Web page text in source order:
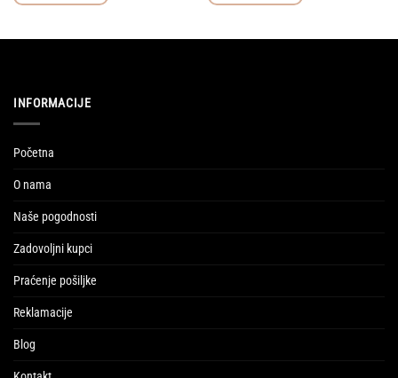
INFORMACIJE
Početna
O nama
Naše pogodnosti
Zadovoljni kupci
Praćenje pošiljke
Reklamacije
Blog